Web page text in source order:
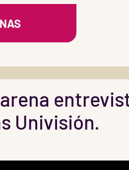
Univisión.